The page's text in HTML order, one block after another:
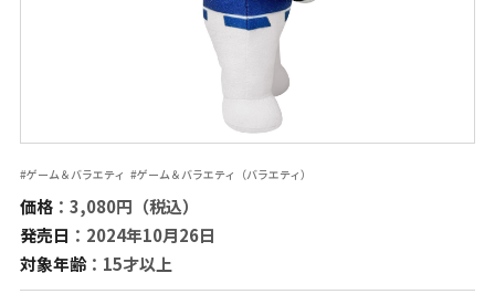
#ゲーム＆バラエティ #ゲーム＆バラエティ（バラエティ）
価格：3,080円（税込）
発売日 ：2024年10月26日
対象年齢：15才以上